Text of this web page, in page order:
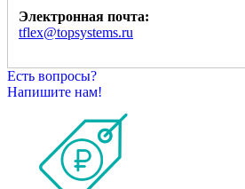
Электронная почта:
tflex@topsystems.ru
Есть вопросы?
Напишите нам!